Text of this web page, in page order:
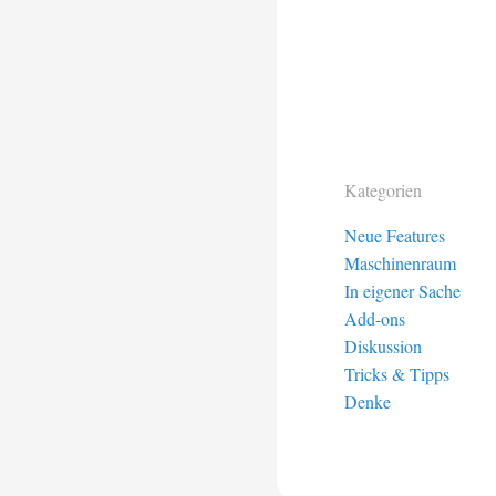
Kategorien
Neue Features
Maschinenraum
In eigener Sache
Add-ons
Diskussion
Tricks & Tipps
Denke